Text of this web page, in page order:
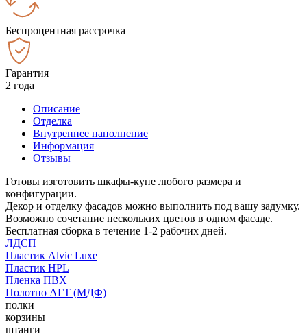
Беспроцентная рассрочка
Гарантия
2 года
Описание
Отделка
Внутреннее наполнение
Информация
Отзывы
Готовы изготовить шкафы-купе любого размера и
конфигурации.
Декор и отделку фасадов можно выполнить под вашу задумку.
Возможно сочетание нескольких цветов в одном фасаде.
Бесплатная сборка в течение 1-2 рабочих дней.
ЛДСП
Пластик Alvic Luxe
Пластик HPL
Пленка ПВХ
Полотно АГТ (МДФ)
полки
корзины
штанги